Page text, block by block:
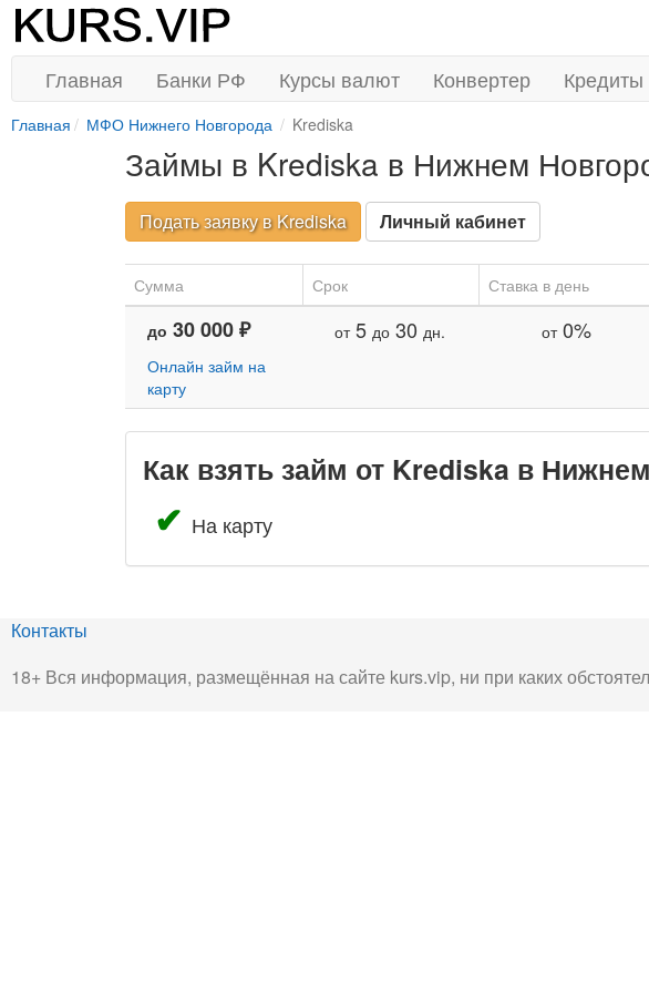
Главная Банки РФ Курсы валют Конвертер Кредиты
Главная МФО Нижнего Новгорода Krediska
Займы в Krediska в Нижнем
Подать заявку в Krediska Личный кабинет
Сумма Срок Ставка в день
до 30 000 ₽
Онлайн займ на
карту
от 5 до 30 дн. от0%
Как взять займ от Krediska в
На карту
Контакты
18+ Вся информация, размещённая на сайте kurs.vip, ни при каких